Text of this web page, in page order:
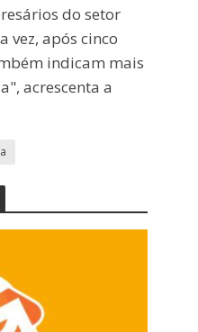
do setor
após cinco
indicam mais
acrescenta a